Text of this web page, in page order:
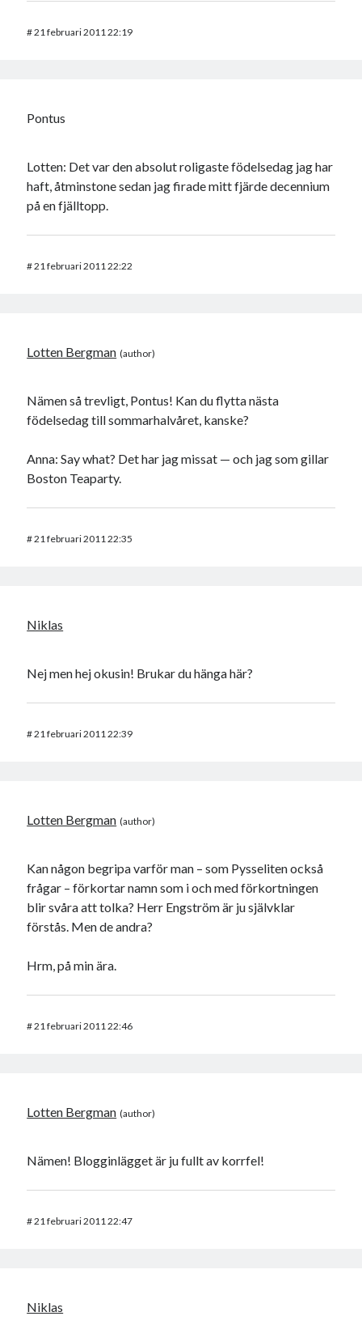
#21 februari 2011 22:19
Pontus
Lotten: Det var den absolut roligaste födelsedag jag har
haft, åtminstone sedan jag firade mitt fjärde decennium
på en fjälltopp.
#21 februari 2011 22:22
Lotten Bergman
Nämen så trevligt, Pontus! Kan du flytta nästa
födelsedag till sommarhalvåret, kanske?
Anna: Say what? Det har jag missat — och jag som gillar
Boston Teaparty.
#21 februari 2011 22:35
Niklas
Nej men hej okusin! Brukar du hänga här?
#21 februari 2011 22:39
Lotten Bergman
Kan någon begripa varför man – som Pysseliten också
frågar – förkortar namn som i och med förkortningen
blir svåra att tolka? Herr Engström är ju självklar
förstås. Men de andra?
Hrm, på min ära.
#21 februari 2011 22:46
Lotten Bergman
Nämen! Blogginlägget är ju fullt av korrfel!
#21 februari 2011 22:47
Niklas